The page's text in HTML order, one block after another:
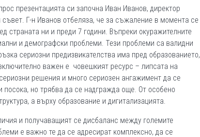
презентацията си започна Иван Иванов, директор
Г-н Иванов отбеляза, че за съжаление в момента се
страната ни и преди 7 години. Въпреки окуражителните
и демографски проблеми. Тези проблеми са валидни
сериозни предизвикателства има пред образованието,
важен е човешкият ресурс – липсата на
решения и много сериозен ангажимент да се
но трябва да се надгражда още. От особено
а върху образование и дигитализацията.
и получаващият се дисбаланс между големите
е важно те да се адресират комплексно, да се